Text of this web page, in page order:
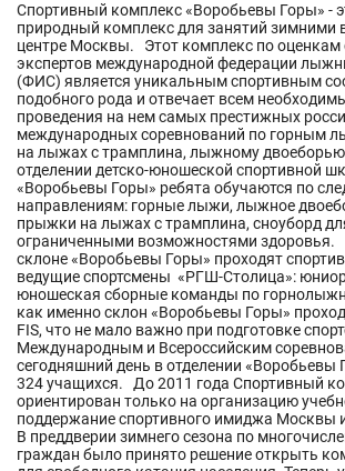
Спортивный комплекс «Воробьевы Горы» -
природный комплекс для занятий зимними
центре Москвы. Этот комплекс по оценкам
экспертов международной федерации
(ФИС) является уникальным спортивным
подобного рода и отвечает всем
проведения на нем самых престижных
международных соревнований по горным
на лыжах с трамплина, лыжному
отделении детско-юношеской спортивной
«Воробьевы Горы» ребята обучаются по
направлениям: горные лыжи, лыжное
прыжки на лыжах с трамплина, сноуборд
ограниченными возможностями
склоне «Воробьевы Горы» проходят
ведущие спортсмены «РГШ-Столица»:
юношеская сборные команды по
как именно склон «Воробьевы Горы»
FIS, что не мало важно при подготовке
Международным и Всероссийским
сегодняшний день в отделении «Воробьевы
324 учащихся. До 2011 года Спортивный
ориентирован только на организацию
поддержание спортивного имиджа Москвы
В преддверии зимнего сезона по
граждан было принято решение открыть